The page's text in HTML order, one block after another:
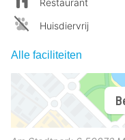
Restaurant
Huisdiervrij
Alle faciliteiten